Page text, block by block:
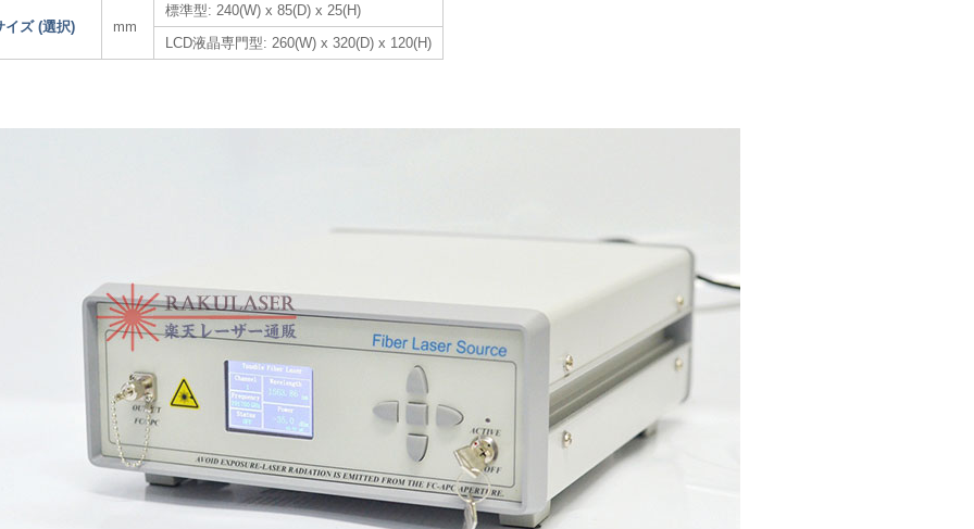
イズ (選択) mm
標準型: 240(W) x 85(D) x 25(H)
LCD液晶専門型: 260(W) x 320(D) x 120(H)